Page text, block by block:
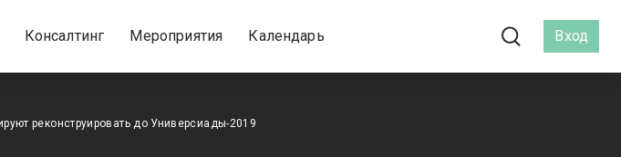
Консалтинг Мероприятия Календарь Вход
реконструировать до Универсиады-2019